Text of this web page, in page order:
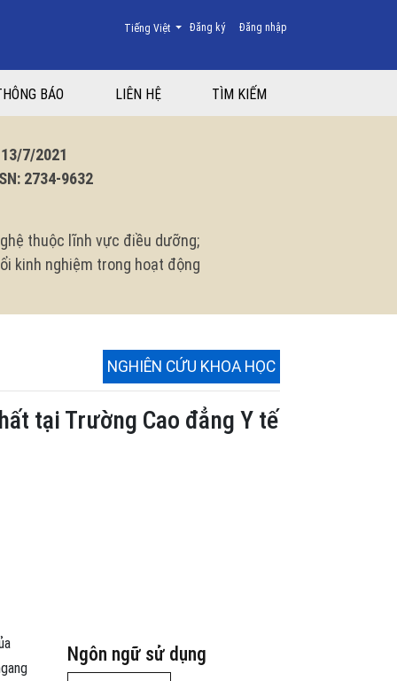
Đăng ký Đăng nhập
Thay đổi ngôn ngữ. Ngôn ngữ hiện tại là:
Tiếng Việt
BÁO LIÊN HỆ TÌM KIẾM
7/2021
2734-9632
thuộc lĩnh vực điều dưỡng;
kinh nghiệm trong hoạt động
NGHIÊN CỨU KHOA HỌC
tại Trường Cao đẳng Y tế
Ngôn ngữ sử dụng